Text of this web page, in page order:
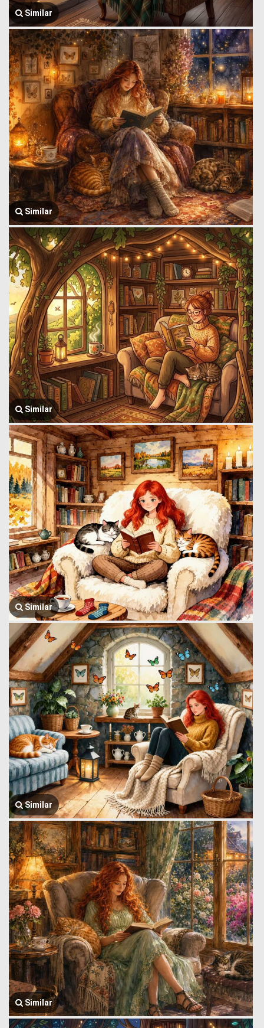
Similar
Similar
Similar
Similar
Similar
Similar